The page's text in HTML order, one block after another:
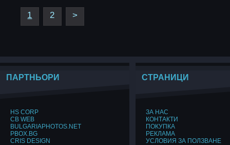
1 2 >
ПАРТНЬОРИ
HS CORP
CB WEB
BULGARIAPHOTOS.NET
PBOX.BG
CRIS DESIGN
СТРАНИЦИ
ЗА НАС
КОНТАКТИ
ПОКУПКА
РЕКЛАМА
УСЛОВИЯ ЗА ПОЛЗВАНЕ